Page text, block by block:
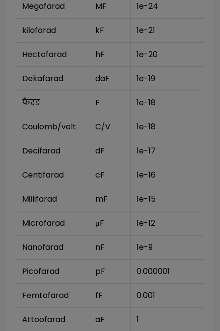
Megafarad MF 1e-24
kilofarad kF 1e-21
Hectofarad hF 1e-20
Dekafarad daF 1e-19
फैरड F 1e-18
Coulomb/volt C/V 1e-18
Decifarad dF 1e-17
Centifarad cF 1e-16
Millifarad mF 1e-15
Microfarad μF 1e-12
Nanofarad nF 1e-9
Picofarad pF 0.000001
Femtofarad fF 0.001
Attoofarad aF 1